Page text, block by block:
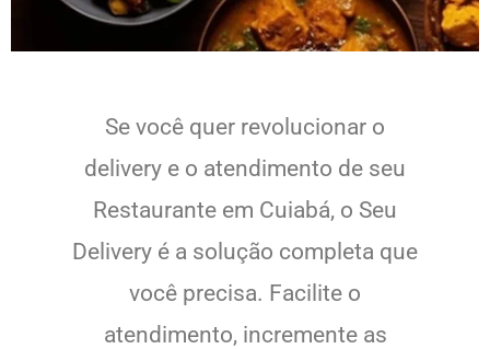
Se você quer revolucionar o
delivery e o atendimento de seu
Restaurante em Cuiabá, o Seu
Delivery é a solução completa que
você precisa. Facilite o
atendimento, incremente as